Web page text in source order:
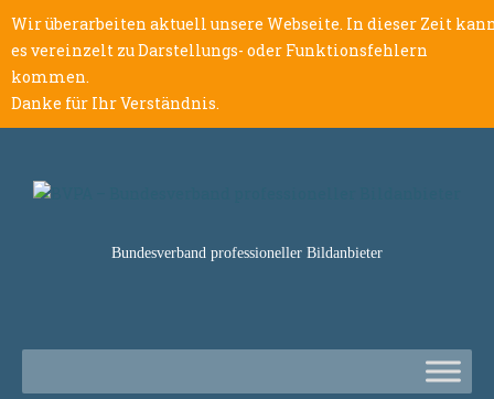
Wir überarbeiten aktuell unsere Webseite. In dieser Zeit
es vereinzelt zu Darstellungs- oder Funktionsfehlern
kommen.
Danke für Ihr Verständnis.
Bundesverband professioneller Bildanbieter